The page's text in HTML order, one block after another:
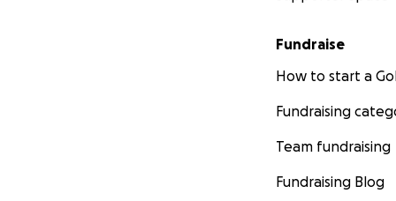
Fundraise
How to start a
Fundraising
Team fundraising
Fundraising Blog